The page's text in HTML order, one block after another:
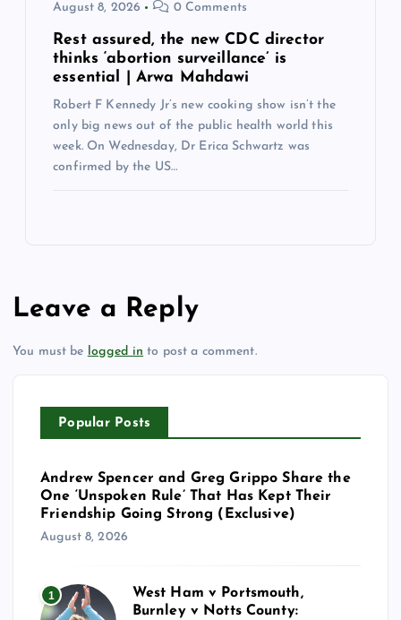
August 8, 2026
0 Comments
Rest assured, the new CDC director
thinks ‘abortion surveillance’ is
essential | Arwa Mahdawi
Robert F Kennedy Jr’s new cooking show isn’t the
only big news out of the public health world this
week. On Wednesday, Dr Erica Schwartz was
confirmed by the US…
Leave a Reply
You must be logged in to post a comment.
Popular Posts
Andrew Spencer and Greg Grippo Share the
One ‘Unspoken Rule’ That Has Kept Their
Friendship Going Strong (Exclusive)
August 8, 2026
1
West Ham v Portsmouth,
Burnley v Notts County: